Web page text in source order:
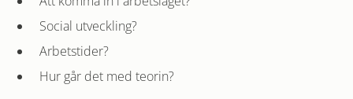
Social utveckling?
Arbetstider?
Hur går det med teorin?